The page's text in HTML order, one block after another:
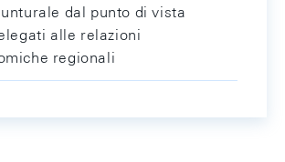
dal punto di vista
alle relazioni
regionali